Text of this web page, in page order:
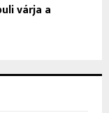
várja a